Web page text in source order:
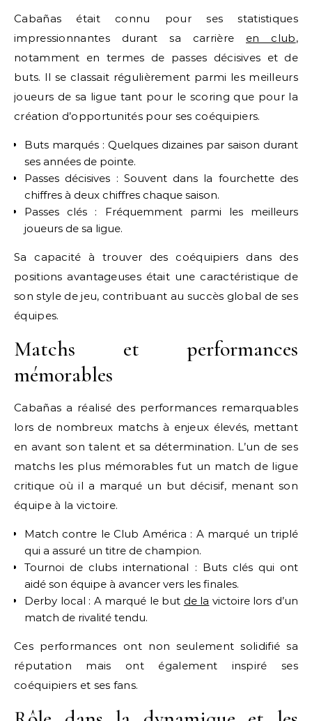
Cabañas était connu pour ses statistiques
impressionnantes durant sa carrière en club,
notamment en termes de passes décisives et de
buts. Il se classait régulièrement parmi les meilleurs
joueurs de sa ligue tant pour le scoring que pour la
création d’opportunités pour ses coéquipiers.
Buts marqués : Quelques dizaines par saison durant
ses années de pointe.
Passes décisives : Souvent dans la fourchette des
chiffres à deux chiffres chaque saison.
Passes clés : Fréquemment parmi les meilleurs
joueurs de sa ligue.
Sa capacité à trouver des coéquipiers dans des
positions avantageuses était une caractéristique de
son style de jeu, contribuant au succès global de ses
équipes.
Matchs et performances
mémorables
Cabañas a réalisé des performances remarquables
lors de nombreux matchs à enjeux élevés, mettant
en avant son talent et sa détermination. L’un de ses
matchs les plus mémorables fut un match de ligue
critique où il a marqué un but décisif, menant son
équipe à la victoire.
Match contre le Club América : A marqué un triplé
qui a assuré un titre de champion.
Tournoi de clubs international : Buts clés qui ont
aidé son équipe à avancer vers les finales.
Derby local : A marqué le but de la victoire lors d’un
match de rivalité tendu.
Ces performances ont non seulement solidifié sa
réputation mais ont également inspiré ses
coéquipiers et ses fans.